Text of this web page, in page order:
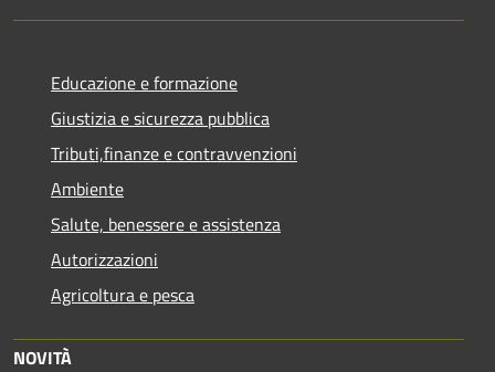
Educazione e formazione
Giustizia e sicurezza pubblica
Tributi,finanze e contravvenzioni
Ambiente
Salute, benessere e assistenza
Autorizzazioni
Agricoltura e pesca
NOVITÀ